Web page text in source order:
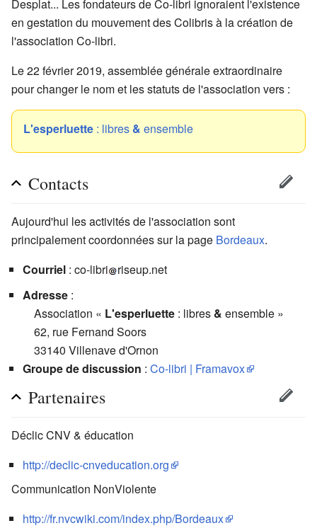
Desplat... Les fondateurs de Co-libri ignoraient l'existence
en gestation du mouvement des Colibris à la création de
l'association Co-libri.
Le 22 février 2019, assemblée générale extraordinaire
pour changer le nom et les statuts de l'association vers :
L'esperluette : libres & ensemble
Contacts
Aujourd'hui les activités de l'association sont
principalement coordonnées sur la page Bordeaux.
Courriel : co-libri
riseup.net
Adresse :
Association « L'esperluette : libres & ensemble »
62, rue Fernand Soors
33140 Villenave d'Ornon
Groupe de discussion : Co-libri | Framavox
Partenaires
Déclic CNV & éducation
http://declic-cnveducation.org
Communication NonViolente
http://fr.nvcwiki.com/index.php/Bordeaux